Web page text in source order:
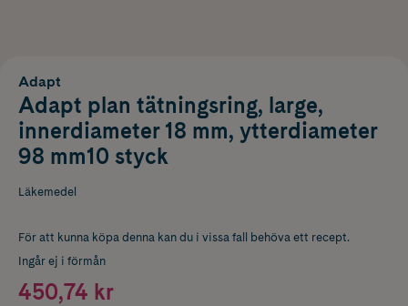
Adapt
Adapt plan tätningsring, large,
innerdiameter 18 mm, ytterdiameter
98 mm10 styck
Läkemedel
För att kunna köpa denna kan du i vissa fall behöva ett recept.
Ingår ej i förmån
450,74 kr